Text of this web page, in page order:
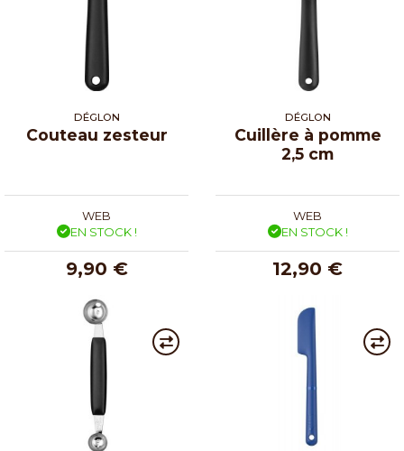
DÉGLON
Couteau zesteur
WEB
EN STOCK !
9,90 €
DÉGLON
Cuillère à pomme
2,5 cm
WEB
EN STOCK !
12,90 €